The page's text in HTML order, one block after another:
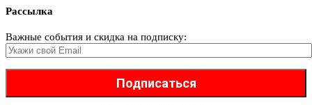
Рассылка
Важные события и скидка на подписку: